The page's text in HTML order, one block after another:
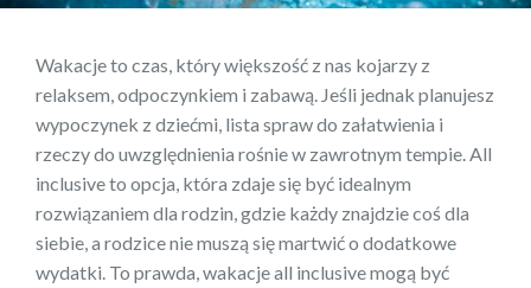
Wakacje to czas, który większość z nas kojarzy z
relaksem, odpoczynkiem i zabawą. Jeśli jednak planujesz
wypoczynek z dziećmi, lista spraw do załatwienia i
rzeczy do uwzględnienia rośnie w zawrotnym tempie. All
inclusive to opcja, która zdaje się być idealnym
rozwiązaniem dla rodzin, gdzie każdy znajdzie coś dla
siebie, a rodzice nie muszą się martwić o dodatkowe
wydatki. To prawda, wakacje all inclusive mogą być